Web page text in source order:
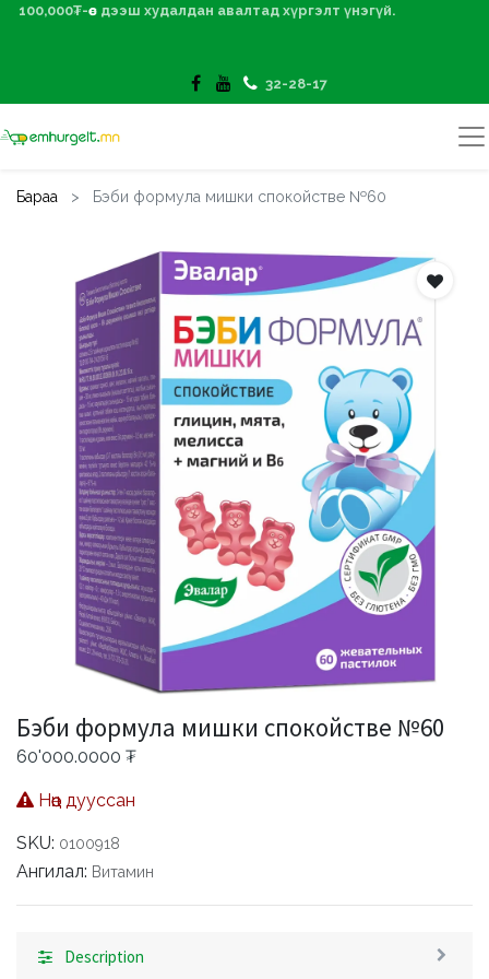
100,000₮-өөс дээш худалдан авалтад хүргэлт үнэгүй.
32-28-17
Бараа Бэби формула мишки спокойстве №60
Бэби формула мишки спокойстве №60
60'000.0000 ₮
Нөөц дууссан
SKU: 0100918
Ангилал: Витамин
Description